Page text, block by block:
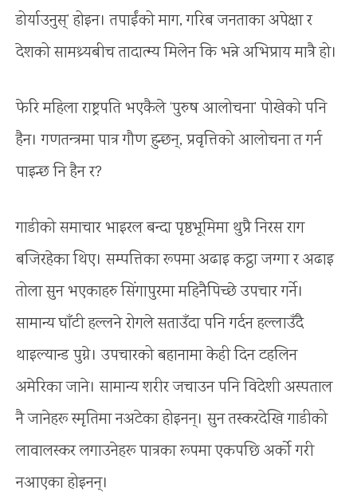
डोर्याउनुस्’ होइन। तपाईंको माग, गरिब जनताका अपेक्षा र
देशको सामथ्र्यबीच तादात्म्य मिलेन कि भन्ने अभिप्राय मात्रै हो।
फेरि महिला राष्ट्रपति भएकैले ‘पुरुष आलोचना’ पोखेको पनि
हैन। गणतन्त्रमा पात्र गौण हुन्छन्, प्रवृत्तिको आलोचना त गर्न
पाइन्छ नि हैन र?
गाडीको समाचार भाइरल बन्दा पृष्ठभूमिमा थुप्रै निरस राग
बजिरहेका थिए। सम्पत्तिका रूपमा अढाइ कट्ठा जग्गा र अढाइ
तोला सुन भएकाहरु सिंगापुरमा महिनैपिच्छे उपचार गर्ने।
सामान्य घाँटी हल्लने रोगले सताउँदा पनि गर्दन हल्लाउँदै
थाइल्यान्ड पुग्ने। उपचारको बहानामा केही दिन टहलिन
अमेरिका जाने। सामान्य शरीर जचाउन पनि विदेशी अस्पताल
नै जानेहरू स्मृतिमा नअटेका होइनन्। सुन तस्करदेखि गाडीको
लावालस्कर लगाउनेहरू पात्रका रूपमा एकपछि अर्को गरी
नआएका होइनन्।